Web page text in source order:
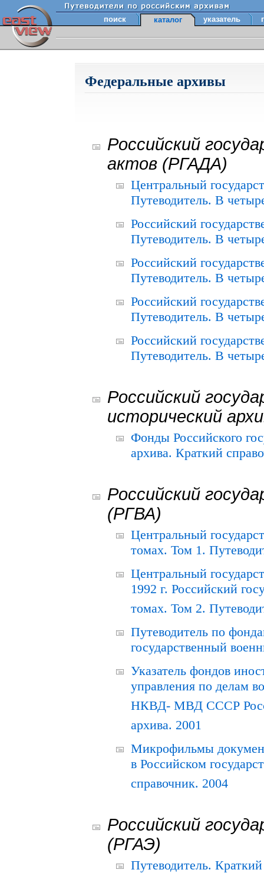
поиск каталог указатель
Федеральные архивы
Российский
актов (РГАДА)
Центральный
Путеводитель. В
Российский
Путеводитель. В
Российский
Путеводитель. В
Российский
Путеводитель. В
Российский
Путеводитель. В
Российский
исторический
Фонды Российского
архива. Краткий
Российский
(РГВА)
Центральный
томах. Том 1.
Центральный
1992 г. Российский
томах. Том 2.
Путеводитель по
государственный
Указатель фондов
управления по делам
НКВД- МВД СССР
архива. 2001
Микрофильмы
в Российском
справочник. 2004
Российский
(РГАЭ)
Путеводитель.